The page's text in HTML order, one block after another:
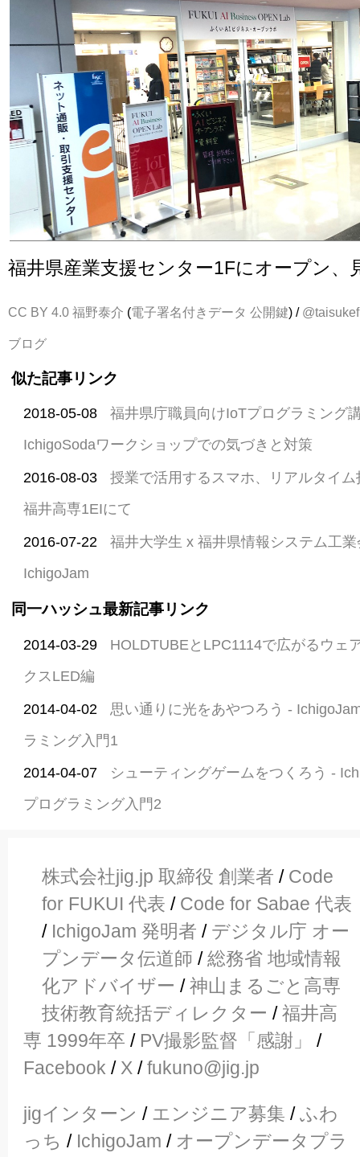
福井県産業支援センター1Fにオープン、
CC BY 4.0 福野泰介 (電子署名付きデータ 公開鍵) / @taisukef
ブログ
似た記事リンク
2018-05-08
福井県庁職員向けIoTプログラミング
IchigoSodaワークショップでの気づきと対策
2016-08-03
授業で活用するスマホ、リアルタイ
福井高専1EIにて
2016-07-22
福井大学生 x 福井県情報システム工
IchigoJam
同一ハッシュ最新記事リンク
2014-03-29
HOLDTUBEとLPC1114で広がるウェ
クスLED編
2014-04-02
思い通りに光をあやつろう -
ラミング入門1
2014-04-07
シューティングゲームをつくろう -
プログラミング入門2
株式会社jig.jp 取締役 創業者 / Code
for FUKUI 代表 / Code for Sabae 代表
/ IchigoJam 発明者 / デジタル庁 オー
プンデータ伝道師 /総務省 地域情報
化アドバイザー /神山まるごと高専
技術教育統括ディレクター /福井高
専 1999年卒 / PV撮影監督「感謝」
/
Facebook / X /fukuno@jig.jp
jigインターン / エンジニア募集 /ふわ
っち / IchigoJam / オープンデータプラ